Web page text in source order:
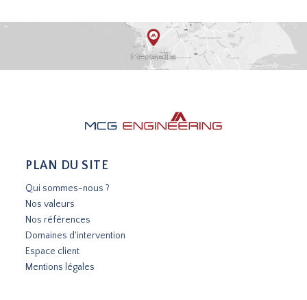
PLAN DU SITE
Qui sommes-nous ?
Nos valeurs
Nos références
Domaines d'intervention
Espace client
Mentions légales